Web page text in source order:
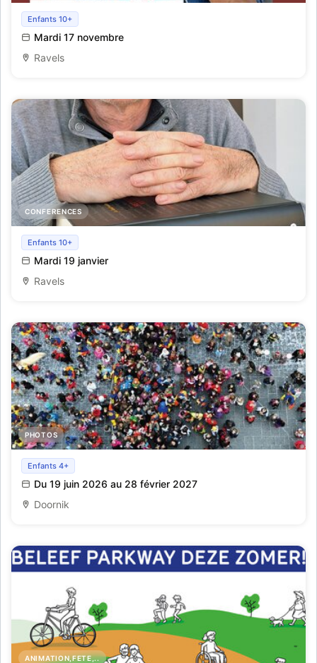
De Kille Kempen - Stefan Laenen
Enfants 10+
Mardi 17 novembre
Ravels
CONFERENCES
Geschiedenis van de Kempen - Jos Vandervelden
Enfants 10+
Mardi 19 janvier
Ravels
PHOTOS
Tentoonstelling Vogelvlucht- en kikvorsperspectief:
Doornik door de lens
Enfants 4+
Du 19 juin 2026 au 28 février 2027
Doornik
ANIMATION,FETE,..